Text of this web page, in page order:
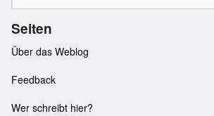
Seiten
Über das Weblog
Feedback
Wer schreibt hier?